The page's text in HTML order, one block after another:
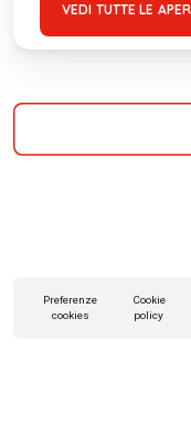
VEDI TUTTE LE
Preferenze
cookies
Cookie
policy